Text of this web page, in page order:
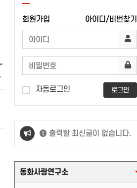
회원가입 아이디/비번찾기
자동로그인 로그인
출력할 최신글이 없습니다.
동화사랑연구소